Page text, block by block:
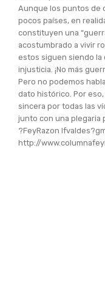
Aunque los puntos de
pocos países, en
constituyen una
acostumbrado a vivir
estos siguen siendo la
injusticia. ¡No más
Pero no podemos
dato histórico. Por
sincera por todas las
junto con una plegaria
?FeyRazon
http://